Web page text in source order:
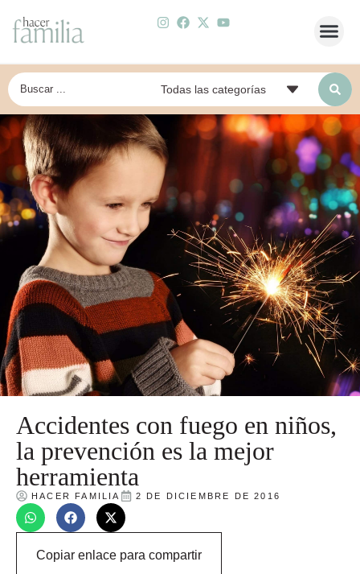
Accidentes con fuego en niños,
la prevención es la mejor
herramienta
HACER FAMILIA 2 DE DICIEMBRE DE 2016
Copiar enlace para compartir